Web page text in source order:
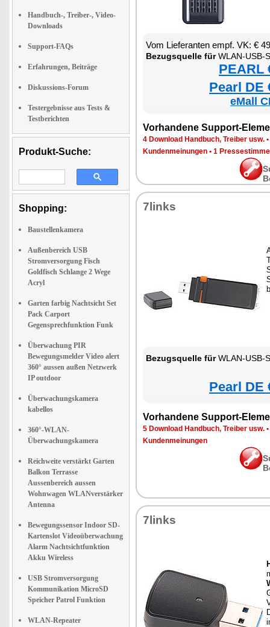
Handbuch-, Treiber-, Video-
Downloads
Support-FAQs
Erfahrungen, Beiträge
Diskussions-Forum
Testergebnisse aus Tests &
Testberichten
Produkt-Suche:
Shopping:
Baustellenkamera
Außenbereich USB
Stromversorgung Fisch
Goldfisch Schlange 2 Wege
Acryl
Garten farbig Nachtsicht Set
Pack Carport
Gegensprechfunktion Funk
Überwachung PIR
Bewegungsmelder Video alert
360° aussen außen Netzwerk
IP outdoor
Überwachungskamera
kabellos
360°-WLAN-
Überwachungskamera
Reichweite verstärkt Garten
Balkon Terrasse
Aussenbereich aussen
Wohnwagen WLANverstärker
Antenna
Bewegungssensor Indoor SD-
Kartenslot Videoüberwachung
Alarm Nachtsichtfunktion
Akku Wireless
USB Stromversorgung
Kommunikation MicroSD
Speicher Patrol Funktion
WLAN-Repeater
Vom Lieferanten empf. VK: €
Bezugsquelle fürWLAN-USB-
PEARL
Pearl DE
eMall
Vorhandene Support-
4 Download Handbuch, Treiber usw. •
Kundenmeinungen • 1
7links
Bezugsquelle fürWLAN-USB-
Pearl DE
Vorhandene Support-
5 Download Handbuch, Treiber usw. •
Kundenmeinungen
7links